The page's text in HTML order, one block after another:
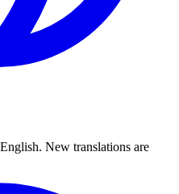
New translations are